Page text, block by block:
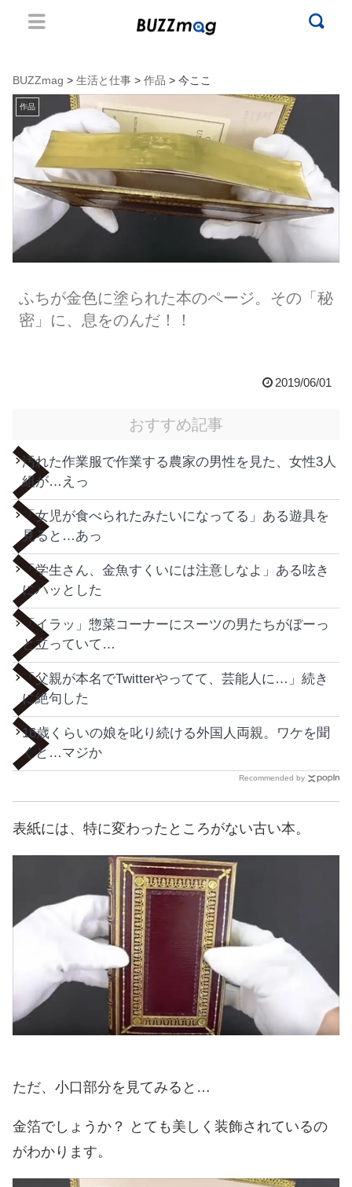
BUZZmag > 生活と仕事 > 作品 > 今ここ
作品
ふちが金色に塗られた本のページ。その「秘
密」に、息をのんだ！！
2019/06/01
おすすめ記事
汚れた作業服で作業する農家の男性を見た、女性3人
組が…えっ
「女児が食べられたみたいになってる」ある遊具を
見ると…あっ
「学生さん、金魚すくいには注意しなよ」ある呟き
にハッとした
「イラッ」惣菜コーナーにスーツの男たちがぼーっ
と立っていて…
「父親が本名でTwitterやってて、芸能人に…」続き
に絶句した
16歳くらいの娘を叱り続ける外国人両親。ワケを聞
くと…マジか
Recommended by
表紙には、特に変わったところがない古い本。
ただ、小口部分を見てみると…
金箔でしょうか？ とても美しく装飾されているの
がわかります。